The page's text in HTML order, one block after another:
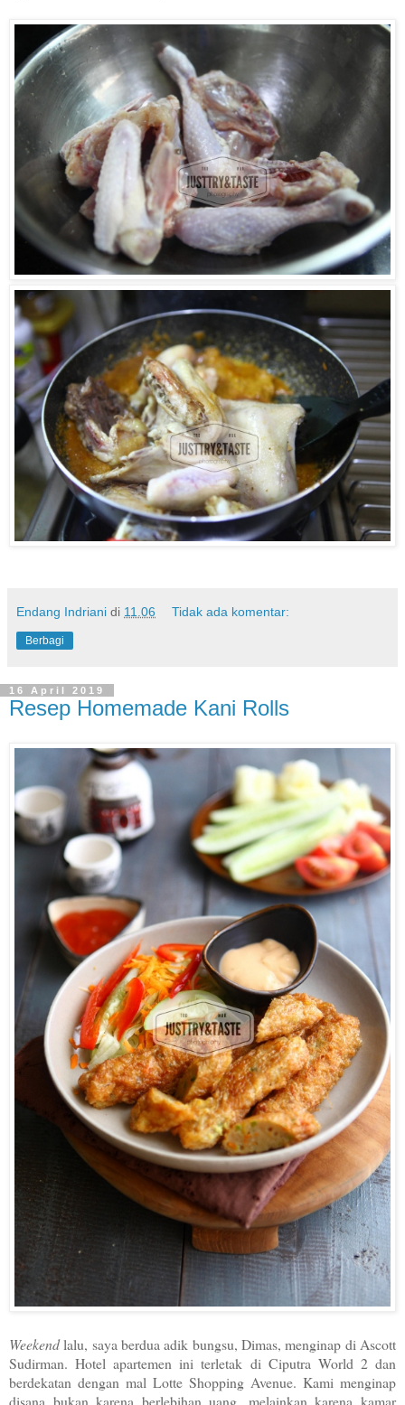
Endang Indriani di 11.06 Tidak ada komentar:
Berbagi
16 April 2019
Resep Homemade Kani Rolls
Weekendlalu, saya berdua adik bungsu, Dimas, menginap di Ascott
Sudirman. Hotel apartemen ini terletak di Ciputra World 2 dan
berdekatan dengan mal Lotte Shopping Avenue. Kami menginap
disana bukan karena berlebihan uang, melainkan karena kamar